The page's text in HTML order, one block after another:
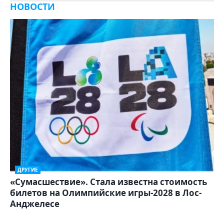
НОВОСТИ
ДРУГИЕ
«Сумасшествие». Стала известна стоимость
билетов на Олимпийские игры-2028 в Лос-
Анджелесе